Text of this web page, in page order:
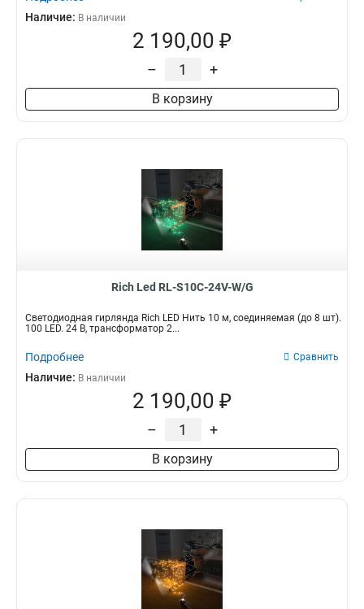
Наличие: В наличии
2 190,00 ₽
– +
В корзину
Rich Led RL-S10C-24V-W/G
Светодиодная гирлянда Rich LED Нить 10 м, соединяемая (до 8 шт).
100 LED. 24 B, трансформатор 2...
Подробнее Сравнить
Наличие: В наличии
2 190,00 ₽
– +
В корзину